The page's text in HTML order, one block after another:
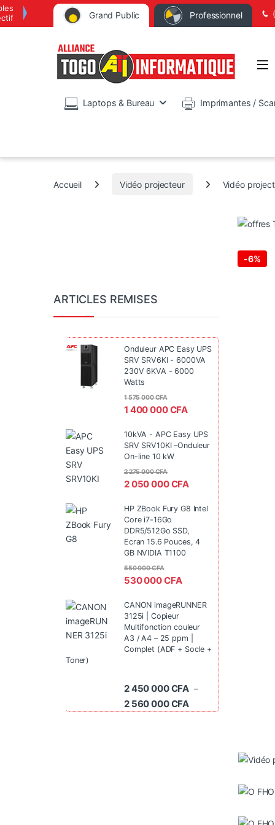
Grand Public Professionnel
Laptops & Bureau Imprimantes /
Accueil Vidéo projecteur Vidéo
-6%
ARTICLES REMISES
Onduleur APC Easy UPS
SRV SRV6KI - 6000VA
230V 6KVA - 6000
Watts
1 400 000CFA
1 575 000CFA
10kVA - APC Easy UPS
SRV SRV10KI –Onduleur
On-line 10 kW
2 050 000CFA
2 275 000CFA
HP ZBook Fury G8 Intel
Core i7-16Go
DDR5/512Go SSD,
Ecran 15.6 Pouces, 4
GB NVIDIA T1100
530 000CFA
550 000CFA
CANON imageRUNNER
3125i | Copieur
Multifonction couleur
A3 / A4 – 25 ppm |
Complet (ADF + Socle +
Toner)
2 450 000CFA –
2 560 000CFA Plage de prix : 2